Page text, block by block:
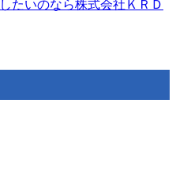
たいのなら株式会社ＫＲＤ